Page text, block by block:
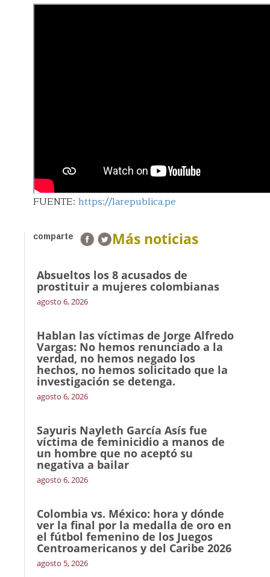
FUENTE: https://larepublica.pe
comparte Más noticias
Absueltos los 8 acusados de
prostituir a mujeres colombianas
agosto 6, 2026
Hablan las víctimas de Jorge Alfredo
Vargas: No hemos renunciado a la
verdad, no hemos negado los
hechos, no hemos solicitado que la
investigación se detenga.
agosto 6, 2026
Sayuris Nayleth García Asís fue
víctima de feminicidio a manos de
un hombre que no aceptó su
negativa a bailar
agosto 6, 2026
Colombia vs. México: hora y dónde
ver la final por la medalla de oro en
el fútbol femenino de los Juegos
Centroamericanos y del Caribe 2026
agosto 5, 2026